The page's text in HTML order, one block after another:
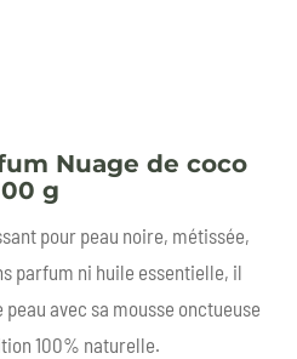
Nuage de coco
g
pour peau noire, métissée,
parfum ni huile essentielle, il
avec sa mousse onctueuse
100% naturelle.